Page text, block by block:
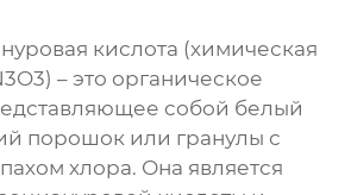
кислота (химическая
– это органическое
собой белый
порошок или гранулы с
хлора. Она является